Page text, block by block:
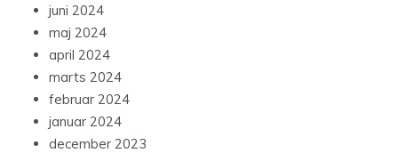
juni 2024
maj 2024
april 2024
marts 2024
februar 2024
januar 2024
december 2023